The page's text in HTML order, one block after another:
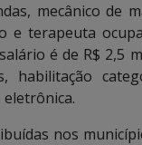
mecânico de
e terapeuta
é de R$ 2,5
habilitação
nos